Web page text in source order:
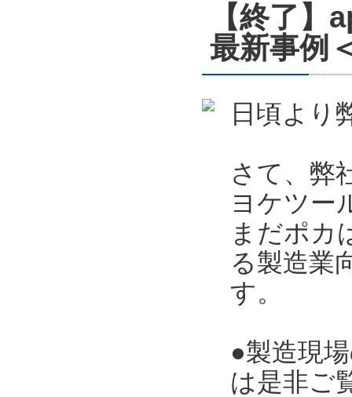
【終了
最新事例
日頃より
さて、弊
ヨケツー
まだポカ
る製造業
す。
●製造現
は是非ご